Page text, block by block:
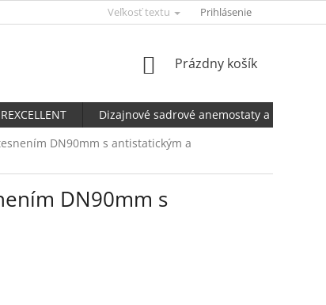
AERFLUX UBBINK KALKULAČKA NETESNOSTI
Veľkosť textu Prihlásenie
NÁKUPNÝ
Prázdny košík
Dizajnové sadrové anemostaty a ventily
DN90mm s antistatickým a
DN90mm s